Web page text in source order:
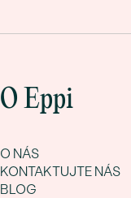
O Eppi
O NÁS
KONTAKTUJTE NÁS
BLOG